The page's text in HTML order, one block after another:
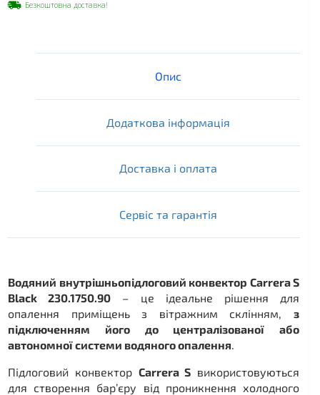
Безкоштовна доставка!
Опис
Додаткова інформація
Доставка і оплата
Сервіс та гарантія
Водяний внутрішньопідлоговий конвектор Carrera S
Black 230.1750.90 – це ідеальне рішення для
опалення приміщень з вітражним склінням,з
підключенням його до централізованої або
автономної системи водяного опалення
Підлоговий конвектор Carrera S використовуються
для створення бар’єру від проникнення холодного